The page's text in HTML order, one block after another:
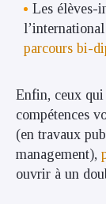
Les élèves-
parcours bi-
Enfin, ceux
compétences
(en travaux
management),
ouvrir à un